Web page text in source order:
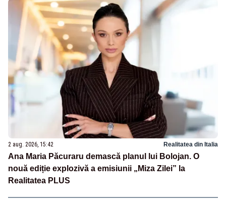
2 aug. 2026, 15:42 Realitatea din Italia
Ana Maria Păcuraru demască planul lui Bolojan. O
nouă ediție explozivă a emisiunii „Miza Zilei” la
Realitatea PLUS